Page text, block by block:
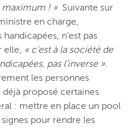
maximum ! » Suivante sur
en charge,
n’est pas
elle, « c’est à la société de
pas l’inverse ».
les personnes
déjà proposé certaines
: mettre en place un pool
pour rendre les